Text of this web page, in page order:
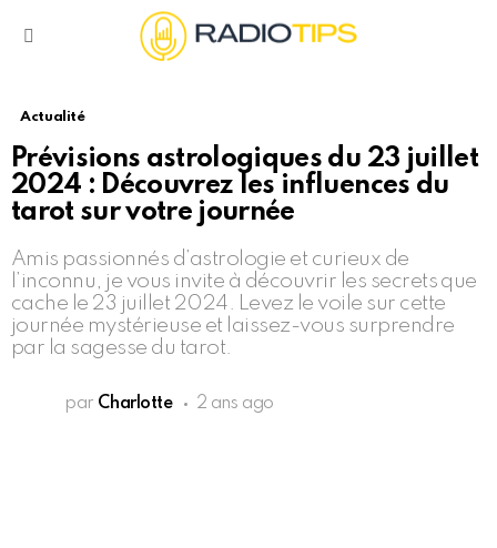
Actualité
Prévisions astrologiques du 23 juillet
2024 : Découvrez les influences du
tarot sur votre journée
Amis passionnés d’astrologie et curieux de
l’inconnu, je vous invite à découvrir les secrets que
cache le 23 juillet 2024. Levez le voile sur cette
journée mystérieuse et laissez-vous surprendre
par la sagesse du tarot.
par Charlotte 2 ans ago